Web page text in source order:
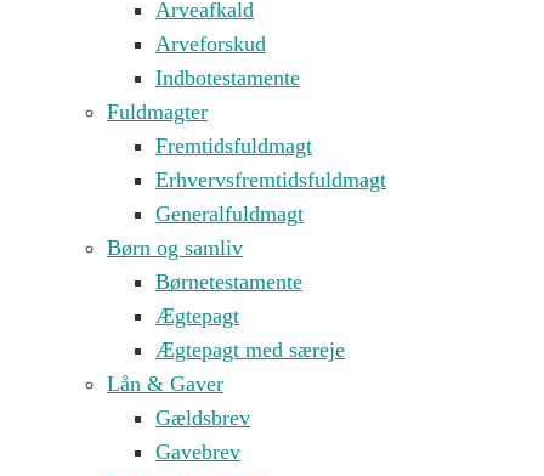
Arveafkald
Arveforskud
Indbotestamente
Fuldmagter
Fremtidsfuldmagt
Erhvervsfremtidsfuldmagt
Generalfuldmagt
Børn og samliv
Børnetestamente
Ægtepagt
Ægtepagt med særeje
Lån & Gaver
Gældsbrev
Gavebrev